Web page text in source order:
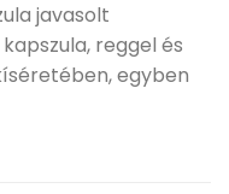
javasolt
reggel és
egyben